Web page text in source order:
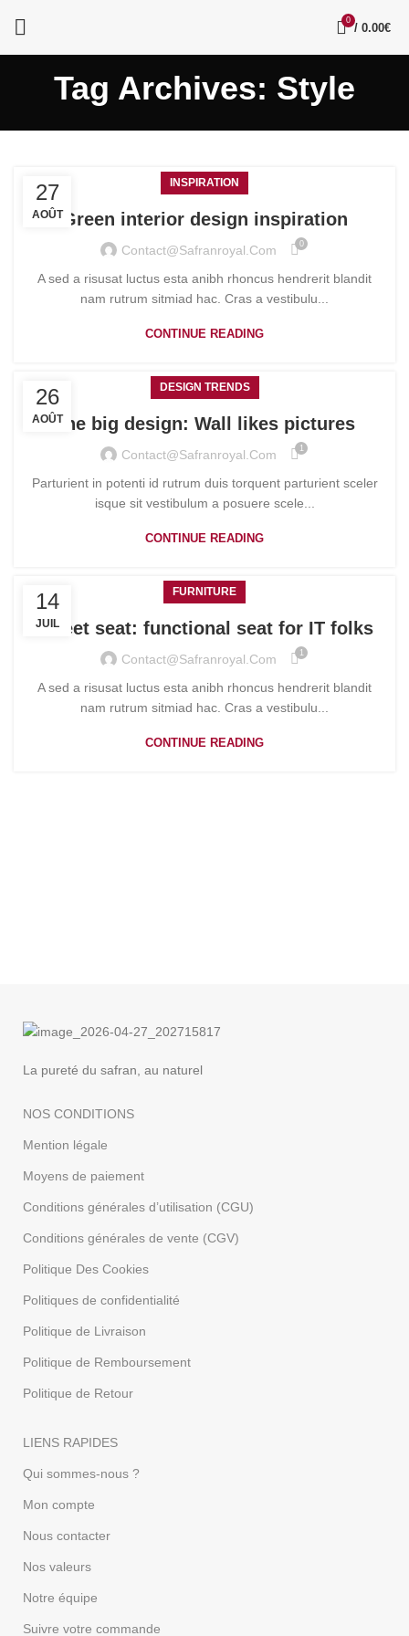
0
/ 0.00€
Tag Archives: Style
27
AOÛT
INSPIRATION
Green interior design inspiration
Contact@safranroyal.com 0
A sed a risusat luctus esta anibh rhoncus hendrerit blandit
nam rutrum sitmiad hac. Cras a vestibulu...
CONTINUE READING
26
AOÛT
DESIGN TRENDS
The big design: Wall likes pictures
Contact@safranroyal.com 1
Parturient in potenti id rutrum duis torquent parturient sceler
isque sit vestibulum a posuere scele...
CONTINUE READING
14
JUIL
FURNITURE
Sweet seat: functional seat for IT folks
Contact@safranroyal.com 1
A sed a risusat luctus esta anibh rhoncus hendrerit blandit
nam rutrum sitmiad hac. Cras a vestibulu...
CONTINUE READING
La pureté du safran, au naturel
NOS CONDITIONS
Mention légale
Moyens de paiement
Conditions générales d’utilisation (CGU)
Conditions générales de vente (CGV)
Politique Des Cookies
Politiques de confidentialité
Politique de Livraison
Politique de Remboursement
Politique de Retour
LIENS RAPIDES
Qui sommes-nous ?
Mon compte
Nous contacter
Nos valeurs
Notre équipe
Suivre votre commande